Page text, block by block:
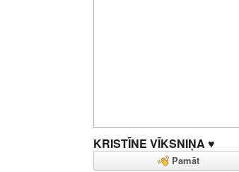
KRISTĪNE VĪKSNIŅA ♥
Pamāt